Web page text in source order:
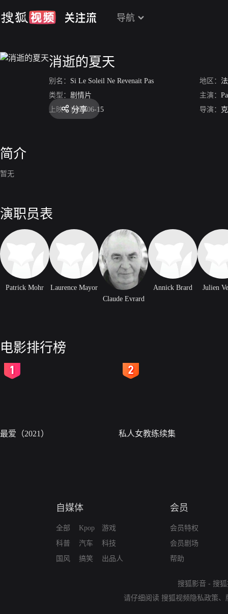
导航
消逝的夏天
别名： Si Le Soleil Ne Revenait Pas 地区：
类型： 剧情片 主演：
上映： 1987-06-15 导演：
分享
简介
暂无
演职员表
Patrick Mohr
Laurence Mayor
Claude Evrard
Annick Brard Julien
电影排行榜
最爱（2021） 私人女教练续集
自媒体
全部
科普
国风
Kpop
汽车
搞笑
游戏
科技
出品人
会员
会员特权
会员剧场
帮助
搜狐影音 - 搜
请仔细阅读 搜狐视频隐私政策、